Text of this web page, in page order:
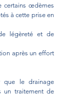
certains œdèmes
à cette prise en
légèreté et de
après un effort
que le drainage
un traitement de